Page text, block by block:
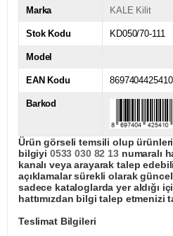
Marka KALE Kilit
Stok Kodu KD050/70-111
Model
EAN Kodu 8697404425410
Barkod
Ürün görseli temsili olup
bilgiyi 0533 030 82 13numaralı
kanalı veya arayarak talep
açıklamalar sürekli olarak
sadece kataloglarda yer aldığı
hattımızdan bilgi talep etmenizi
Teslimat Bilgileri